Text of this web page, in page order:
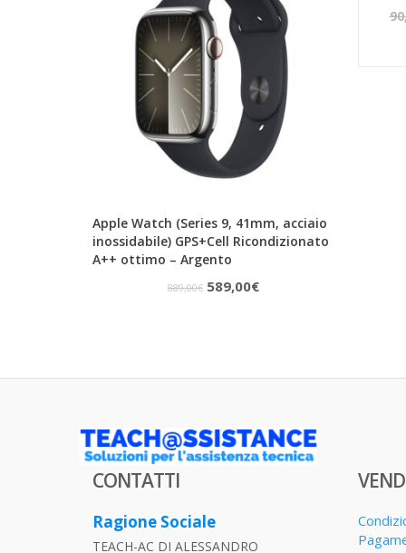
1.009,00€.649,00€.
Apple Watch (Series 9, 41mm, acciaio
inossidabile) GPS+Cell Ricondizionato
A++ ottimo – Argento
889,00€ Il
589,00€Il
CONTATTI
Ragione Sociale
TEACH-AC DI ALESSANDRO